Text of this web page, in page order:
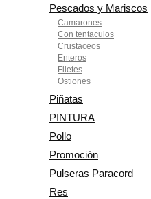
Pescados y Mariscos
Camarones
Con tentaculos
Crustaceos
Enteros
Filetes
Ostiones
Piñatas
PINTURA
Pollo
Promoción
Pulseras Paracord
Res